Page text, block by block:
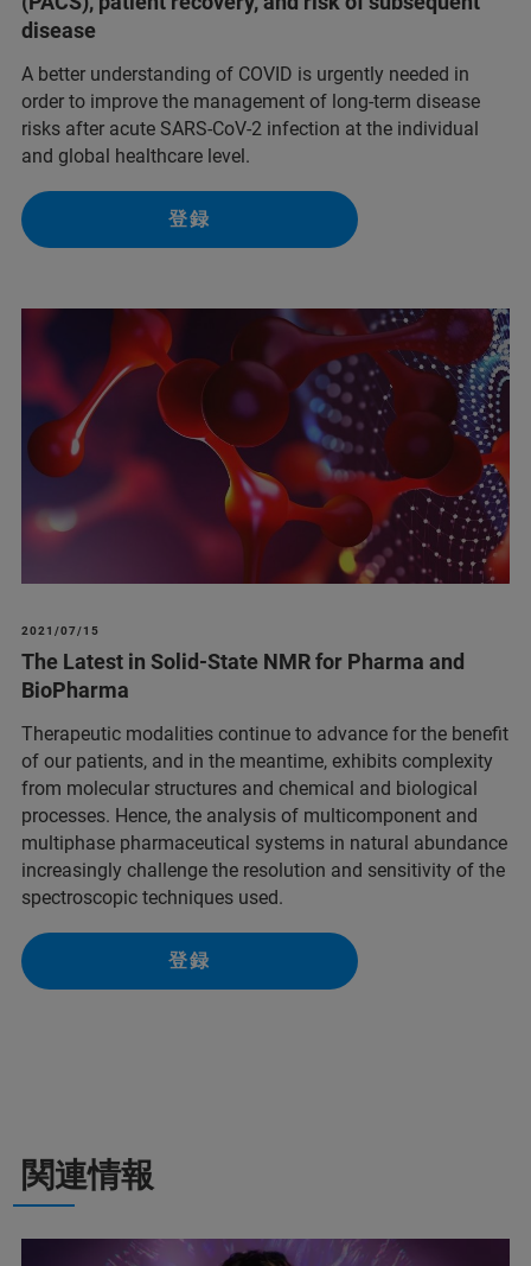
disease
A better understanding of COVID is urgently needed in
order to improve the management of long-term disease
risks after acute SARS-CoV-2 infection at the individual
and global healthcare level.
登録
2021/07/15
The Latest in Solid-State NMR for Pharma and
BioPharma
Therapeutic modalities continue to advance for the benefit
of our patients, and in the meantime, exhibits complexity
from molecular structures and chemical and biological
processes. Hence, the analysis of multicomponent and
multiphase pharmaceutical systems in natural abundance
increasingly challenge the resolution and sensitivity of the
spectroscopic techniques used.
登録
関連情報